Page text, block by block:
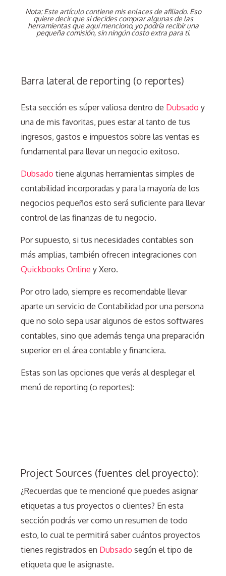
Nota: Este artículo contiene mis enlaces de afiliado. Eso
quiere decir que si decides comprar algunas de las
herramientas que aquí menciono, yo podría recibir una
pequeña comisión, sin ningún costo extra para ti.
Barra lateral de reporting (o reportes)
Esta sección es súper valiosa dentro de Dubsado y
una de mis favoritas, pues estar al tanto de tus
ingresos, gastos e impuestos sobre las ventas es
fundamental para llevar un negocio exitoso.
Dubsado tiene algunas herramientas simples de
contabilidad incorporadas y para la mayoría de los
negocios pequeños esto será suficiente para llevar
control de las finanzas de tu negocio.
Por supuesto, si tus necesidades contables son
más amplias, también ofrecen integraciones con
Quickbooks Online y Xero.
Por otro lado, siempre es recomendable llevar
aparte un servicio de Contabilidad por una persona
que no solo sepa usar algunos de estos softwares
contables, sino que además tenga una preparación
superior en el área contable y financiera.
Estas son las opciones que verás al desplegar el
menú de reporting (o reportes):
Project Sources (fuentes del proyecto):
¿Recuerdas que te mencioné que puedes asignar
etiquetas a tus proyectos o clientes? En esta
sección podrás ver como un resumen de todo
esto, lo cual te permitirá saber cuántos proyectos
tienes registrados en Dubsado según el tipo de
etiqueta que le asignaste.